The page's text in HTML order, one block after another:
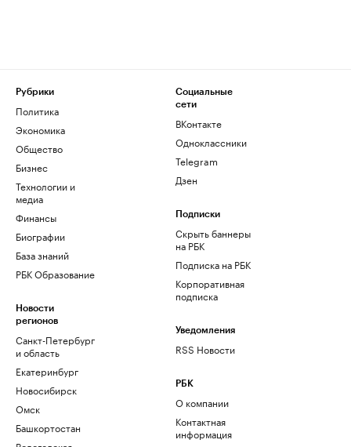
Рубрики
Политика
Экономика
Общество
Бизнес
Технологии и
медиа
Финансы
Биографии
База знаний
РБК Образование
Новости
регионов
Санкт-Петербург
и область
Екатеринбург
Новосибирск
Омск
Башкортостан
Социальные
сети
ВКонтакте
Одноклассники
Telegram
Дзен
Подписки
Скрыть баннеры
на РБК
Подписка на РБК
Корпоративная
подписка
Уведомления
RSS Новости
РБК
О компании
Контактная
информация